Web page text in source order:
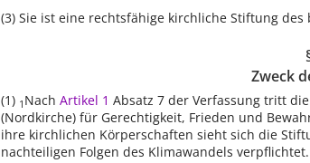
(3) Sie ist eine rechtsfähige kirchliche Stiftung des
Zweck
(1) 1 NachArtikel 1 Absatz 7 der Verfassung tritt
(Nordkirche) für Gerechtigkeit, Frieden und
ihre kirchlichen Körperschaften sieht sich die
nachteiligen Folgen des Klimawandels